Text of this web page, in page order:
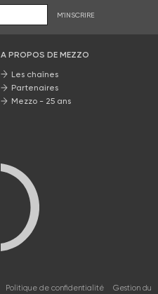
M'INSCRIRE
A PROPOS DE MEZZO
Les chaînes
Partenaires
Mezzo - 25 ans
Politique de confidentialité Gestion du